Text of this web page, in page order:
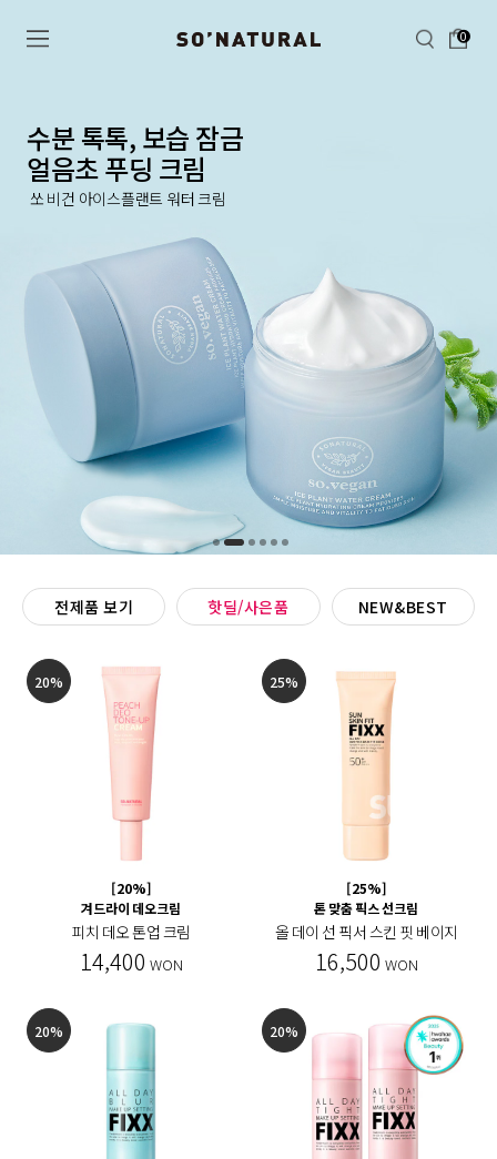
0
수분 톡톡, 보습 잠금
얼음초 푸딩 크림
쏘 비건 아이스플랜트 워터 크림
전제품 보기 핫딜/사은품 NEW&BEST
20%
[20%]
겨드라이 데오크림
피치 데오 톤업 크림
14,400 WON
25%
[25%]
톤 맞춤 픽스 선크림
올 데이 선 픽서 스킨 핏 베이지
16,500 WON
20% 20%